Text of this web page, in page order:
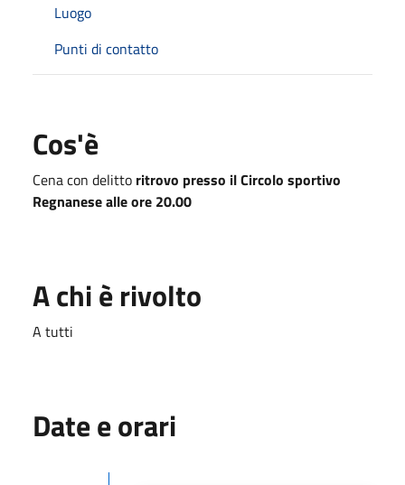
Luogo
Punti di contatto
Cos'è
Cena con delitto ritrovo presso il Circolo sportivo
Regnanese alle ore 20.00
A chi è rivolto
A tutti
Date e orari